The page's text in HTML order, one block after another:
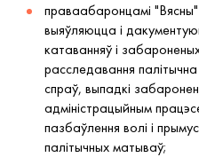
праваабаронцамі
выяўляюцца і
катаванняў і
расследавання
спраў, выпадкі
адміністрацыйным
пазбаўлення волі і
палітычных матываў;